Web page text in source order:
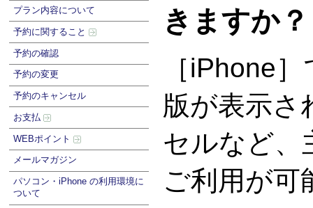
プラン内容について
予約に関すること
予約の確認
予約の変更
予約のキャンセル
お支払
WEBポイント
メールマガジン
パソコン・iPhone の利用環境に
ついて
きますか？
［iPhone
版が表示さ
セルなど、
ご利用が可